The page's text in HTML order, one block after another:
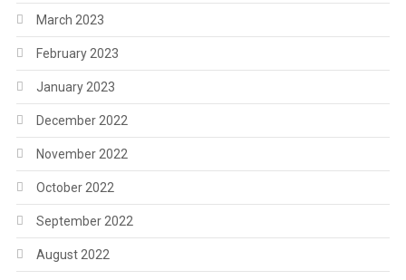
March 2023
February 2023
January 2023
December 2022
November 2022
October 2022
September 2022
August 2022